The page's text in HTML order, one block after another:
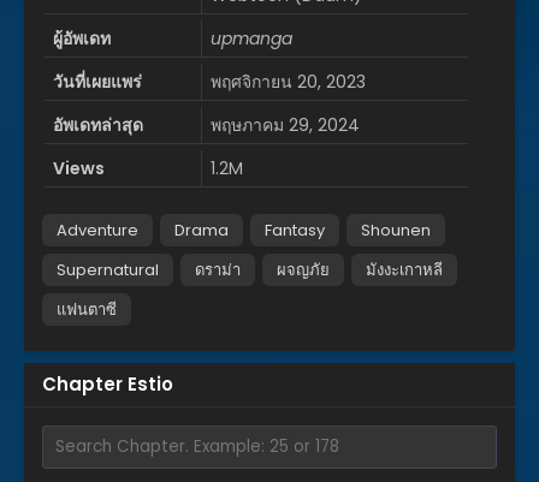
ผู้อัพเดท
upmanga
วันที่เผยแพร่
พฤศจิกายน 20, 2023
อัพเดทล่าสุด
พฤษภาคม 29, 2024
Views
1.2M
Adventure Drama Fantasy
Shounen
Supernatural
ดราม่า ผจญภัย
มังงะเกาหลี
แฟนตาซี
Chapter Estio